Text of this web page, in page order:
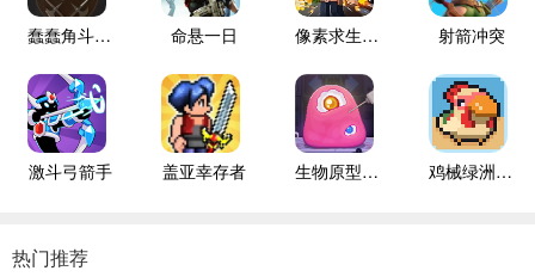
蠢蠢角斗士手机版 命悬一日 像素求生战场单机版 射箭冲突
激斗弓箭手 盖亚幸存者 生物原型2完整版 鸡械绿洲手机版
热门推荐